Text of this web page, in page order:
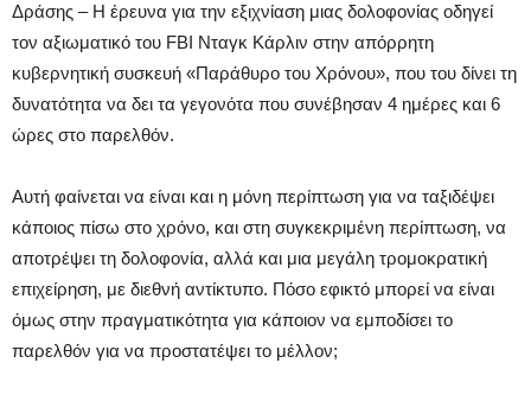
Δράσης – Η έρευνα για την εξιχνίαση μιας δολοφονίας οδηγεί
τον αξιωματικό του FBI Νταγκ Κάρλιν στην απόρρητη
κυβερνητική συσκευή «Παράθυρο του Χρόνου», που του δίνει τη
δυνατότητα να δει τα γεγονότα που συνέβησαν 4 ημέρες και 6
ώρες στο παρελθόν.
Αυτή φαίνεται να είναι και η μόνη περίπτωση για να ταξιδέψει
κάποιος πίσω στο χρόνο, και στη συγκεκριμένη περίπτωση, να
αποτρέψει τη δολοφονία, αλλά και μια μεγάλη τρομοκρατική
επιχείρηση, με διεθνή αντίκτυπο. Πόσο εφικτό μπορεί να είναι
όμως στην πραγματικότητα για κάποιον να εμποδίσει το
παρελθόν για να προστατέψει το μέλλον;